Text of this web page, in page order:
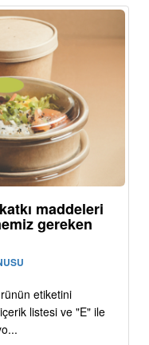
maddeleri
gereken
etiketini
listesi ve "E" ile